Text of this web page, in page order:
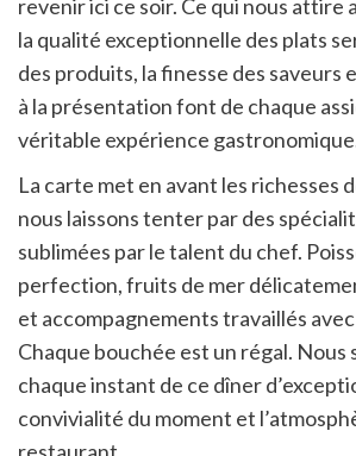
revenir ici ce soir. Ce qui nous attire
la qualité exceptionnelle des plats
des produits, la finesse des saveurs
à la présentation font de chaque
véritable expérience
La carte met en avant les richesses
nous laissons tenter par des
sublimées par le talent du chef.
perfection, fruits de mer
et accompagnements travaillés
Chaque bouchée est un régal. Nous
chaque instant de ce dîner
convivialité du moment et